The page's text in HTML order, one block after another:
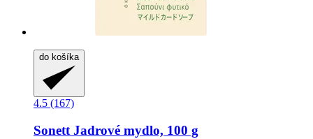
do košíka
4.5 (167)
Sonett Jadrové mydlo, 100 g